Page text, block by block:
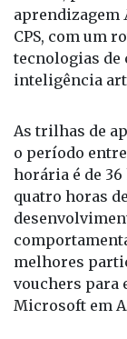
virtual, por
aprendizagem
CPS, com um
tecnologias de
As trilhas de
o período entre
horária é de 36
quatro horas
melhores
vouchers para